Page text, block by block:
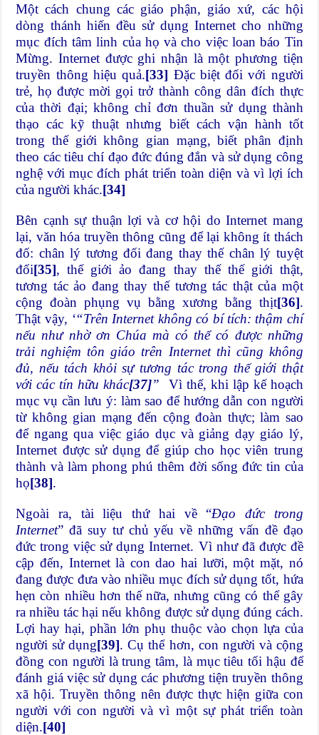
Một cách chung các giáo phận, giáo xứ, các hội
dòng thánh hiến đều sử dụng Internet cho những
mục đích tâm linh của họ và cho việc loan báo Tin
Mừng. Internet được ghi nhận là một phương tiện
truyền thông hiệu quả.[33] Đặc biệt đối với người
trẻ, họ được mời gọi trở thành công dân đích thực
của thời đại; không chỉ đơn thuần sử dụng thành
thạo các kỹ thuật nhưng biết cách vận hành tốt
trong thế giới không gian mạng, biết phân định
theo các tiêu chí đạo đức đúng đắn và sử dụng công
nghệ với mục đích phát triển toàn diện và vì lợi ích
của người khác.[34]
Bên cạnh sự thuận lợi và cơ hội do Internet mang
lại, văn hóa truyền thông cũng để lại không ít thách
đố: chân lý tương đối đang thay thế chân lý tuyệt
đối[35], thế giới ảo đang thay thế thế giới thật,
tương tác ảo đang thay thế tương tác thật của một
cộng đoàn phụng vụ bằng xương bằng thịt[36].
Thật vậy, ‘“Trên Internet không có bí tích: thậm chí
nếu như nhờ ơn Chúa mà có thể có được những
trải nghiệm tôn giáo trên Internet thì cũng không
đủ, nếu tách khỏi sự tương tác trong thế giới thật
với các tín hữu khác[37]”
Vì thế, khi lập kế hoạch
mục vụ cần lưu ý: làm sao để hướng dẫn con người
từ không gian mạng đến cộng đoàn thực; làm sao
để ngang qua việc giáo dục và giảng dạy giáo lý,
Internet được sử dụng để giúp cho học viên trung
thành và làm phong phú thêm đời sống đức tin của
họ[38].
Ngoài ra, tài liệu thứ hai về “Đạo đức trong
Internet” đã suy tư chủ yếu về những vấn đề đạo
đức trong việc sử dụng Internet. Vì như đã được đề
cập đến, Internet là con dao hai lưỡi, một mặt, nó
đang được đưa vào nhiều mục đích sử dụng tốt, hứa
hẹn còn nhiều hơn thế nữa, nhưng cũng có thể gây
ra nhiều tác hại nếu không được sử dụng đúng cách.
Lợi hay hại, phần lớn phụ thuộc vào chọn lựa của
người sử dụng[39]. Cụ thể hơn, con người và cộng
đồng con người là trung tâm, là mục tiêu tối hậu để
đánh giá việc sử dụng các phương tiện truyền thông
xã hội. Truyền thông nên được thực hiện giữa con
người với con người và vì một sự phát triển toàn
diện.[40]